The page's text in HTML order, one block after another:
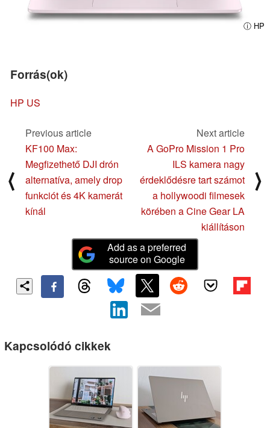
ⓘ HP
Forrás(ok)
HP US
⟨
Previous article
KF100 Max:
Megfizethető DJI drón
alternatíva, amely drop
funkciót és 4K kamerát
kínál
Next article
A GoPro Mission 1 Pro
ILS kamera nagy
érdeklődésre tart számot
a hollywoodi filmesek
körében a Cine Gear LA
kiállításon
⟩
Add as a preferred
source on Google
Kapcsolódó cikkek